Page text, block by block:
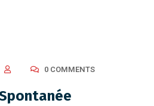
0 COMMENTS